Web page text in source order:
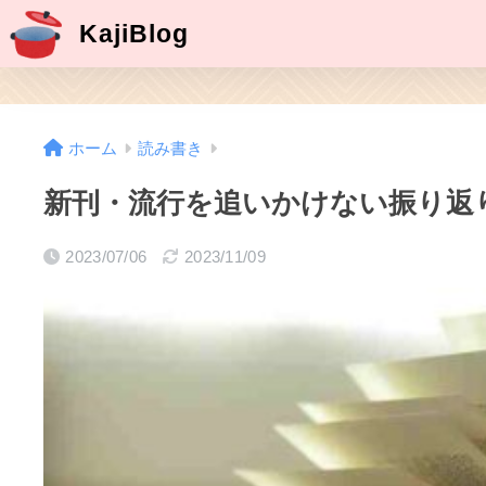
KajiBlog
ホーム 読み書き
新刊・流行を追いかけない振り返
2023/07/06 2023/11/09